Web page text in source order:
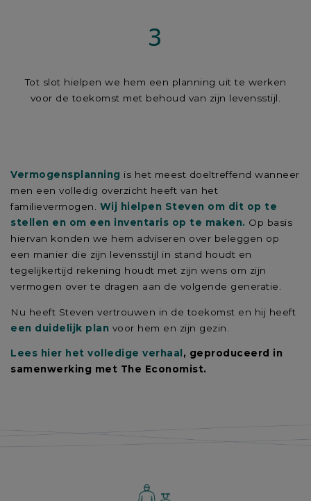
3
Tot slot hielpen we hem een planning uit te werken
voor de toekomst met behoud van zijn levensstijl.
Vermogensplanning is het meest doeltreffend wanneer
men een volledig overzicht heeft van het
familievermogen. Wij hielpen Steven om dit op te
stellen en om een inventaris op te maken. Op basis
hiervan konden we hem adviseren over beleggen op
een manier die zijn levensstijl in stand houdt en
tegelijkertijd rekening houdt met zijn wens om zijn
vermogen over te dragen aan de volgende generatie.
Nu heeft Steven vertrouwen in de toekomst en hij heeft
een duidelijk plan voor hem en zijn gezin.
Lees hier het volledige verhaal , geproduceerd in
samenwerking met The Economist.